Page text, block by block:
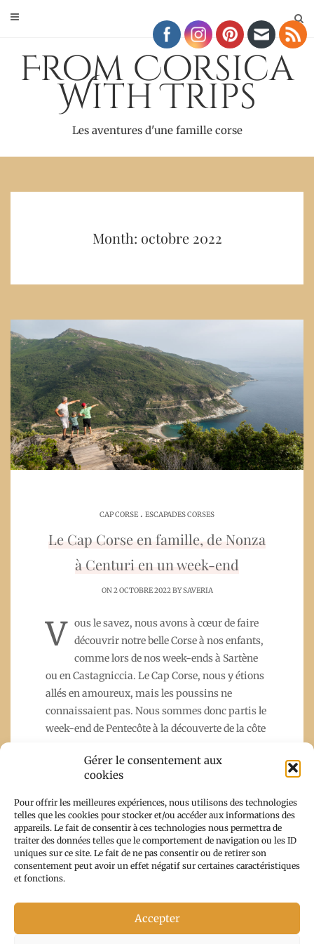
Gérer le consentement aux
cookies
Pour offrir les meilleures expériences, nous utilisons des technologies
telles que les cookies pour stocker et/ou accéder aux informations des
appareils. Le fait de consentir à ces technologies nous permettra de
traiter des données telles que le comportement de navigation ou les ID
uniques sur ce site. Le fait de ne pas consentir ou de retirer son
consentement peut avoir un effet négatif sur certaines caractéristiques
et fonctions.
Accepter
From Corsica
With Trips
Les aventures d'une famille corse
Month: octobre 2022
CAP CORSE. ESCAPADES CORSES
Le Cap Corse en famille, de Nonza
à Centuri en un week-end
ON 2 OCTOBRE 2022 BYSAVERIA
V ous le savez, nous avons à cœur de faire
découvrir notre belle Corse à nos enfants,
comme lors de nos week-ends à Sartène
ou en Castagniccia. Le Cap Corse, nous y étions
allés en amoureux, mais les poussins ne
connaissaient pas. Nous sommes donc partis le
week-end de Pentecôte à la découverte de la côte
Read More
Copyright From Corsica With Trips 2026 |Theme by